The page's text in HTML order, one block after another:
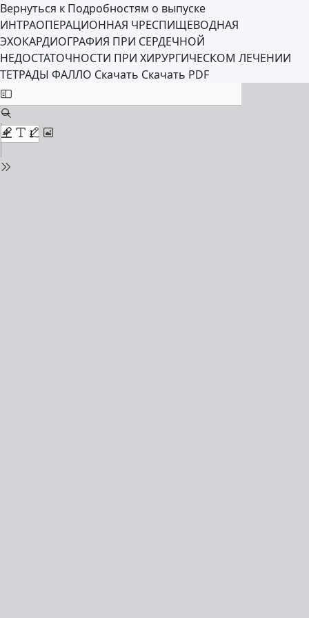
Вернуться к Подробностям о выпуске
ИНТРАОПЕРАЦИОННАЯ ЧРЕСПИЩЕВОДНАЯ
ЭХОКАРДИОГРАФИЯ ПРИ СЕРДЕЧНОЙ
НЕДОСТАТОЧНОСТИ ПРИ ХИРУРГИЧЕСКОМ ЛЕЧЕНИИ
ТЕТРАДЫ ФАЛЛО Скачать Скачать PDF